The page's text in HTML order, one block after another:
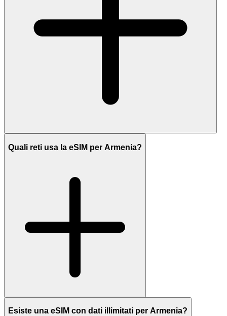
Quali reti usa la eSIM per Armenia?
Esiste una eSIM con dati illimitati per Armenia?